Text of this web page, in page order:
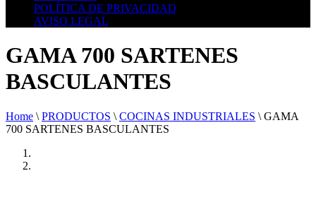
POLÍTICA DE PRIVACIDAD
AVISO LEGAL
GAMA 700 SARTENES
BASCULANTES
Home \ PRODUCTOS \ COCINAS INDUSTRIALES \ GAMA
700 SARTENES BASCULANTES